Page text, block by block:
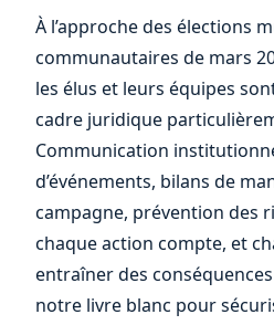
votre
À l’approche des élections
communautaires de mars
les élus et leurs équipes
cadre juridique
Communication
d’événements, bilans de
campagne, prévention des
chaque action compte, et
entraîner des
notre livre blanc pour